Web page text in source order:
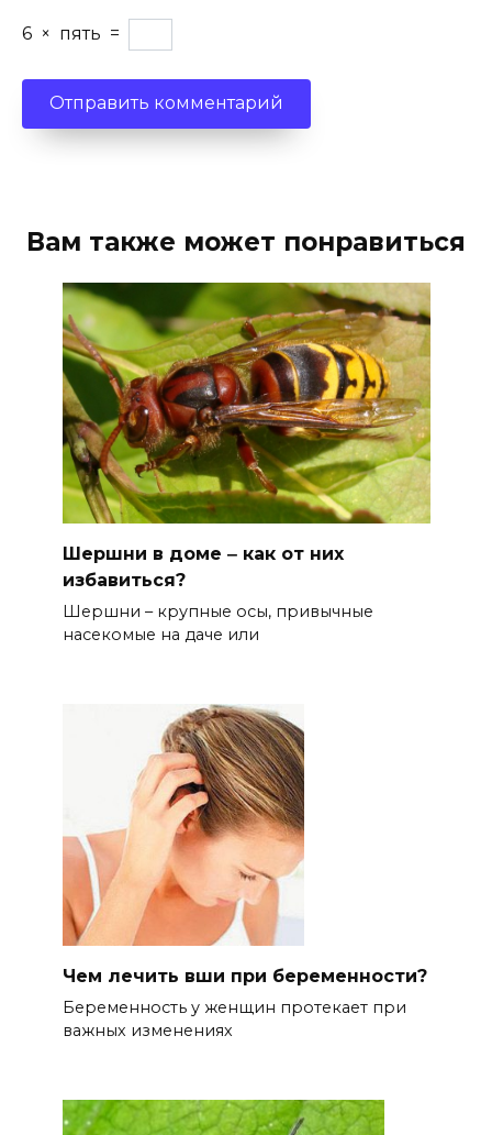
6 × пять =
Вам также может понравиться
Шершни в доме ‒ как от них
избавиться?
Шершни – крупные осы, привычные
насекомые на даче или
Чем лечить вши при беременности?
Беременность у женщин протекает при
важных изменениях